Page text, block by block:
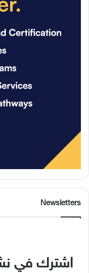
Newsletters
اشترك في